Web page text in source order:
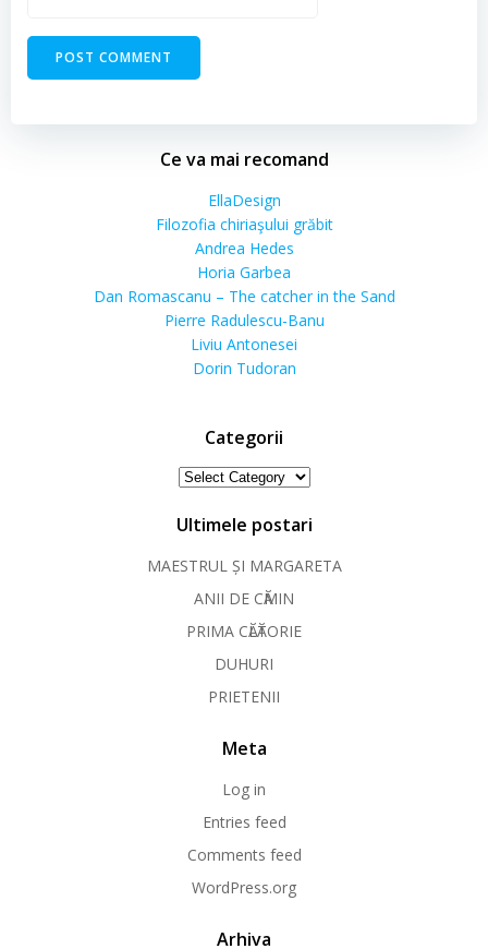
Ce va mai recomand
EllaDesign
Filozofia chiriaşului grăbit
Andrea Hedes
Horia Garbea
Dan Romascanu – The catcher in the Sand
Pierre Radulescu-Banu
Liviu Antonesei
Dorin Tudoran
Categorii
Categorii
Ultimele postari
MAESTRUL ȘI MARGARETA
ANII DE CӐMIN
PRIMA CӐLӐTORIE
DUHURI
PRIETENII
Meta
Log in
Entries feed
Comments feed
WordPress.org
Arhiva